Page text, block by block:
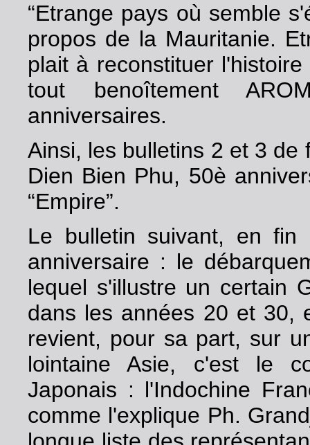
“Etrange pays où semble
propos de la Mauritanie.
plait à reconstituer
tout benoîtement
anniversaires.
Ainsi, les bulletins 2 et 3
Dien Bien Phu, 50è
“Empire”.
Le bulletin suivant, en
anniversaire : le
lequel s'illustre un certain
dans les années 20 et 30,
revient, pour sa part, sur
lointaine Asie, c'est le
Japonais : l'Indochine
comme l'explique Ph.